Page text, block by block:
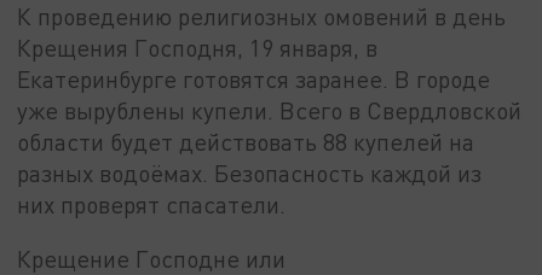
К проведению религиозных омовений в день
Крещения Господня, 19 января, в
Екатеринбурге готовятся заранее. В городе
уже вырублены купели. Всего в Свердловской
области будет действовать 88 купелей на
разных водоёмах. Безопасность каждой из
них проверят спасатели.
Крещение Господне или